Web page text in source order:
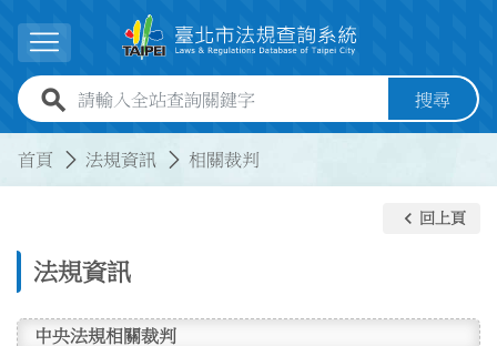
展開選單
全站查詢關鍵字欄位 搜尋
首頁 法規資訊 相關裁判
法規資訊
keyboard_arrow_left 回上頁
中央法規相關裁判